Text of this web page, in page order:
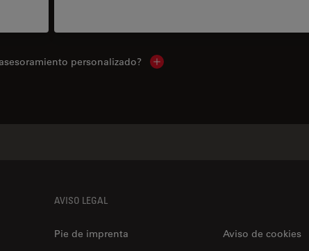
personalizado? Show local contacts
AVISO LEGAL
Pie de imprenta
Aviso de cookies